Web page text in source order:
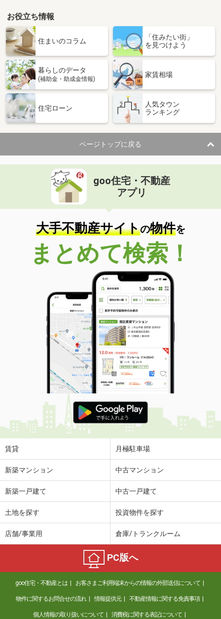
福岡県久留米市津福今町
価 格
6.50万円
福岡県久留米市津福今町
専有面積 55m²
間取り
福岡県久留米市荒木町荒木
住 所
福岡県久留米市荒木町荒木
専有面積 33.39m²
間取り
1LDK
福岡県大牟田市大字手鎌
価 格
住 所
福岡県大牟田市大字手鎌
専有面積 50.05m²
間取り
1LDK
福岡県福岡市南区向野２
価 格
13.80万円
福岡県福岡市南区向野２
61.83m²
間取り
1LDK
福岡県福岡市博多区吉塚５
価 格
6.20万円
住 所
福岡県福岡市博多区吉塚５
専有面積 24.19m²
間取り
1K
福岡県福岡市東区唐原７丁目
価 格
5.70万円
住 所
福岡県福岡市東区唐原７丁目
専有面積
福岡県筑紫野市原田３
4.90万円
福岡県八女市稲富
4.15万円
住 所
福岡県八女市稲富
専有面積 42.8m²
間取り
1LDK
福岡県八女市前古賀
お役立ち情報
住まいのコラム
「住みたい街」
を見つけよう
暮らしのデータ
(補助金・助成金情報)
家賃相場
住宅ローン
人気タウン
ランキング
ページトップに戻る
goo住宅・不動産
アプリ
大手不動産サイトの物件を
まとめて検索！
賃貸 月極駐車場
新築マンション 中古マンション
新築一戸建て 中古一戸建て
土地を探す 投資物件を探す
店舗/事業用 倉庫/トランクルーム
PC版へ
goo住宅・不動産とは お客さまご利用端末からの情報の外部送信について
物件に関するお問合せの流れ 情報提供元 不動産情報に関する免責事項
個人情報の取り扱いについて 消費税に関する表記について